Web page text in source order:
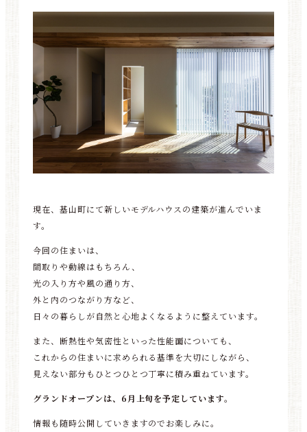
現在、基山町にて新しいモデルハウスの建築が進んでいま
す。
今回の住まいは、
間取りや動線はもちろん、
光の入り方や風の通り方、
外と内のつながり方など、
日々の暮らしが自然と心地よくなるように整えています。
また、断熱性や気密性といった性能面についても、
これからの住まいに求められる基準を大切にしながら、
見えない部分もひとつひとつ丁寧に積み重ねています。
グランドオープンは、6月上旬を予定しています。
情報も随時公開していきますのでお楽しみに。